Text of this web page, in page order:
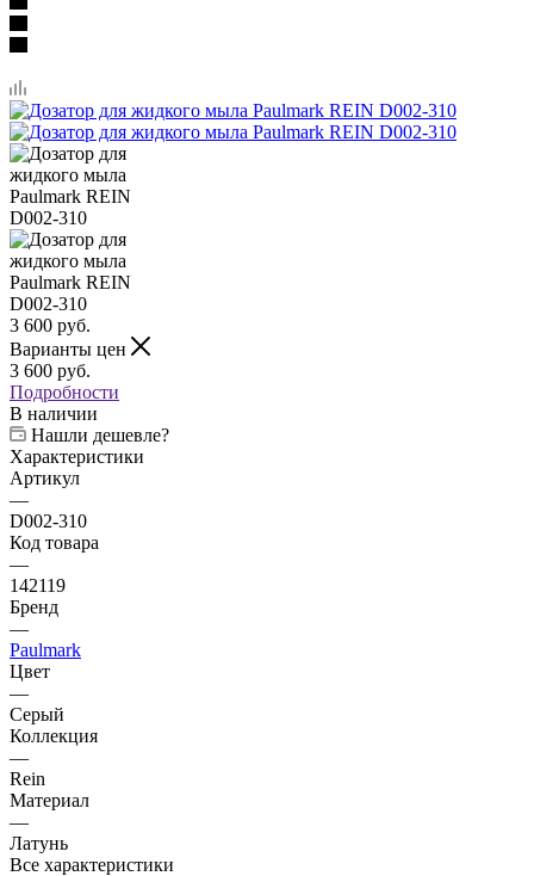
3 600 руб.
Варианты цен
3 600 руб.
Подробности
В наличии
Нашли дешевле?
Характеристики
Артикул
—
D002-310
Код товара
—
142119
Бренд
—
Paulmark
Цвет
—
Серый
Коллекция
—
Rein
Материал
—
Латунь
Все характеристики